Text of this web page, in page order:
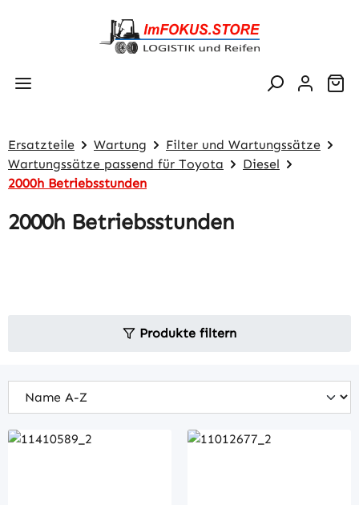
Zum Hauptinhalt springen
Ersatzteile Wartung
Filter und Wartungssätze
Wartungssätze passend für Toyota
Diesel
2000h Betriebsstunden
2000h Betriebsstunden
Produkte filtern